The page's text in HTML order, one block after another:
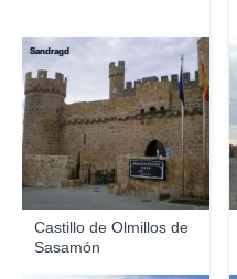
Castillo de Olmillos de
Sasamón
Sandragd